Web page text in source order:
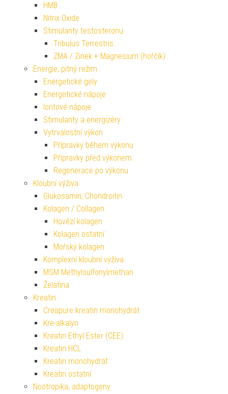
HMB
Nitrix Oxide
Stimulanty testosteronu
Tribulus Terrestris
ZMA / Zinek + Magnesium (hořčík)
Energie, pitný režim
Energetické gely
Energetické nápoje
Iontové nápoje
Stimulanty a energizéry
Vytrvalostní výkon
Přípravky během výkonu
Přípravky před výkonem
Regenerace po výkonu
Kloubní výživa
Glukosamin, Chondroitin
Kolagen / Collagen
Hovězí kolagen
Kolagen ostatní
Mořský kolagen
Komplexní kloubní výživa
MSM Methylsulfonylmethan
Želatina
Kreatin
Creapure kreatin monohydrát
Kre-alkalyn
Kreatin Ethyl Ester (CEE)
Kreatin HCL
Kreatin monohydrát
Kreatin ostatní
Nootropika, adaptogeny